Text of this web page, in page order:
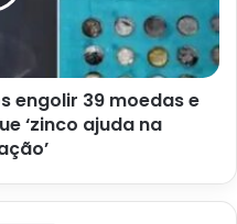
engolir 39 moedas e
‘zinco ajuda na